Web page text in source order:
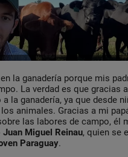
la ganadería porque mis
La verdad es que gracias
la ganadería, ya que desde
animales. Gracias a mi
las labores de campo, él
Juan Miguel Reinau, quien se
Paraguay.